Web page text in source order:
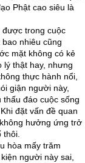
Phật cao siêu là
được trong cuộc
nhiêu cũng
mặt không có kẻ
lý thật hay, nhưng
thực hành nổi,
giận người này,
đáo cuộc sống
đặt vấn đề quan
hưởng ứng trở
hòa mấy trăm
người này sai,